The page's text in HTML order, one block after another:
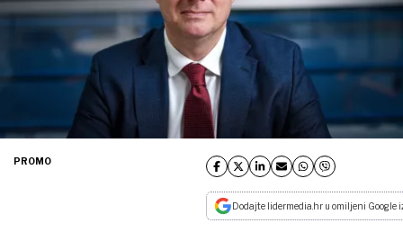
PROMO
Dodajte lidermedia.hr u omiljeni Google